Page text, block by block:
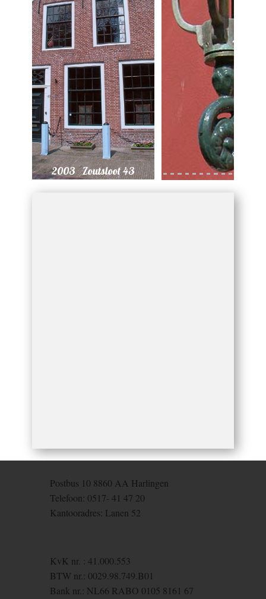
2003 Zoutsloot 43
Postbus 10 8860 AA Harling​en
Telefoon: 0517- 41 47 20
Kantooradres: Lanen 52
KvK nr. : 41.000.553
BTW nr.​: 0029.98.749.B01
Bank nr.: NL66 RABO 0105 8161 67